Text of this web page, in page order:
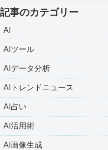
記事のカテゴリー
AI
AIツール
AIデータ分析
AIトレンドニュース
AI占い
AI活用術
AI画像生成